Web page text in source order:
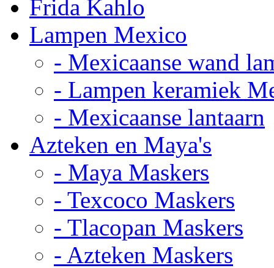
Frida Kahlo
Lampen Mexico
- Mexicaanse wand
- Lampen keramiek
- Mexicaanse lantaarn
Azteken en Maya's
- Maya Maskers
- Texcoco Maskers
- Tlacopan Maskers
- Azteken Maskers